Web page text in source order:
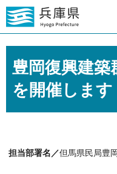
豊岡復興建
を開催します
担当部署名／但馬県民局豊